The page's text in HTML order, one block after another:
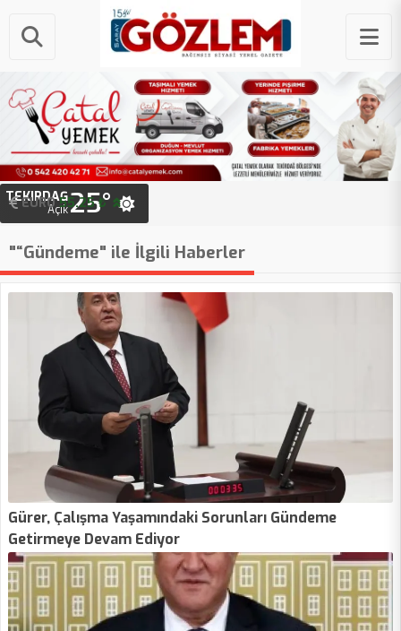
EURO 55.25 ₺
STERLIN 64.48 ₺
TEKIRDAĞ
Açık25°
"“Gündeme" ile İlgili Haberler
Gürer, Çalışma Yaşamındaki Sorunları Gündeme
Getirmeye Devam Ediyor